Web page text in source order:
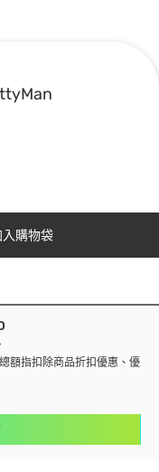
入購物袋
額指扣除商品折扣優惠、優惠